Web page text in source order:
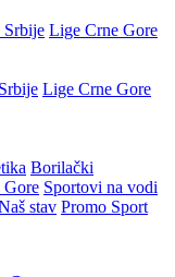
Lige Crne Gore
Lige Crne Gore
Borilački
Gore Sportovi na vodi
stav Promo Sport